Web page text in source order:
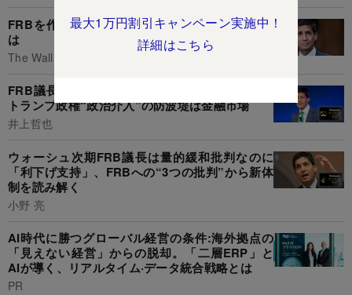
最大1万円割引キャンペーン実施中！
詳細はこちら
FRBを作り変えたいウォーシュ氏、その障壁と
は
The Wall Street Journal
FRB議長「ウォーシュ氏指名」と利下げ圧力、
トランプ政権“政治介入”の防波堤は金融市場
井上哲也
ウォーシュ次期FRB議長は量的緩和批判なのに
「利下げ支持」、FRBへの“3つの批判”から新体
制を読み解く
小野 亮
AI時代に勝つグローバル経営の条件:海外拠点の
「見えない経営」からの脱却。「二層ERP」と
AIが導く、リアルタイム·データ統合戦略とは
PR